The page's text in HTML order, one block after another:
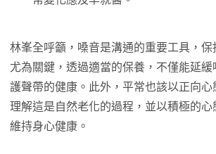
林峯全呼籲，嗓音是溝通的重要工具，保
尤為關鍵，透過適當的保養，不僅能延
護聲帶的健康。此外，平常也該以正向心
理解這是自然老化的過程，並以積極的心
維持身心健康。